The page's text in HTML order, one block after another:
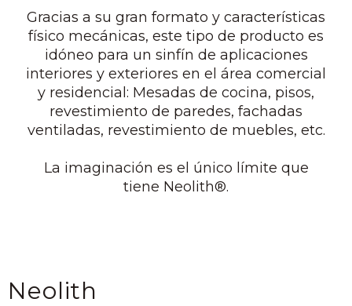
Gracias a su gran formato y características
físico mecánicas, este tipo de producto es
idóneo para un sinfín de aplicaciones
interiores y exteriores en el área comercial
y residencial: Mesadas de cocina, pisos,
revestimiento de paredes, fachadas
ventiladas, revestimiento de muebles, etc.
La imaginación es el único límite que
tiene Neolith®.
Neolith